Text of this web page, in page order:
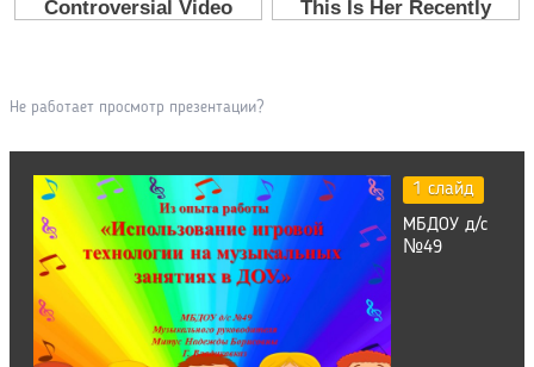
Не работает просмотр презентации?
1 слайд
МБДОУ д/с
№49